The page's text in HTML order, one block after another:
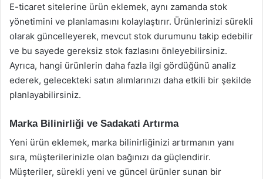
E-ticaret sitelerine ürün eklemek, aynı zamanda stok
yönetimini ve planlamasını kolaylaştırır. Ürünlerinizi sürekli
olarak güncelleyerek, mevcut stok durumunu takip edebilir
ve bu sayede gereksiz stok fazlasını önleyebilirsiniz.
Ayrıca, hangi ürünlerin daha fazla ilgi gördüğünü analiz
ederek, gelecekteki satın alımlarınızı daha etkili bir şekilde
planlayabilirsiniz.
Marka Bilinirliği ve Sadakati Artırma
Yeni ürün eklemek, marka bilinirliğinizi artırmanın yanı
sıra, müşterilerinizle olan bağınızı da güçlendirir.
Müşteriler, sürekli yeni ve güncel ürünler sunan bir